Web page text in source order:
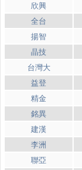
欣興
全台
揚智
晶技
台灣大
益登
精金
銘異
建漢
李洲
聯亞